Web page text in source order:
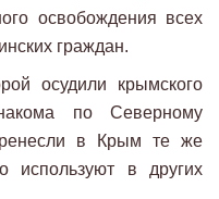
освобождения всех
граждан.
осудили крымского
по Северному
в Крым те же
используют в других